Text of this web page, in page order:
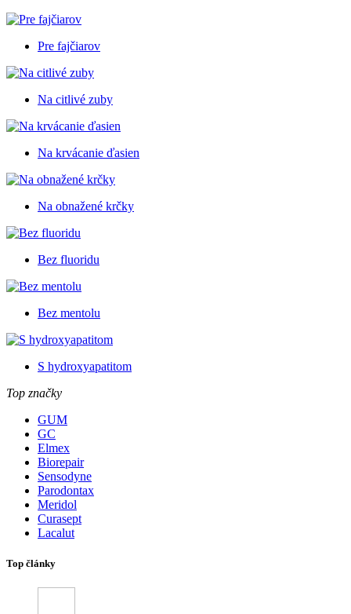
Pre fajčiarov
Na citlivé zuby
Na krvácanie ďasien
Na obnažené krčky
Bez fluoridu
Bez mentolu
S hydroxyapatitom
Top značky
GUM
GC
Elmex
Biorepair
Sensodyne
Parodontax
Meridol
Curasept
Lacalut
Top články